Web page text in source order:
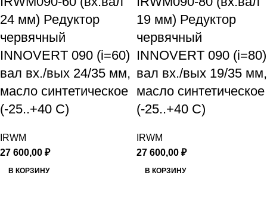
24 мм) Редуктор
червячный
INNOVERT 090 (i=60)
вал вх./вых 24/35 мм,
масло синтетическое
(-25..+40 С)
IRWM
27 600,00 ₽
В КОРЗИНУ
19 мм) Редуктор
червячный
INNOVERT 090 (i=80)
вал вх./вых 19/35 мм,
масло синтетическое
(-25..+40 С)
IRWM
27 600,00 ₽
В КОРЗИНУ